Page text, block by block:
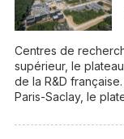
Centres de
supérieur, le
de la R&D
Paris-Saclay, le